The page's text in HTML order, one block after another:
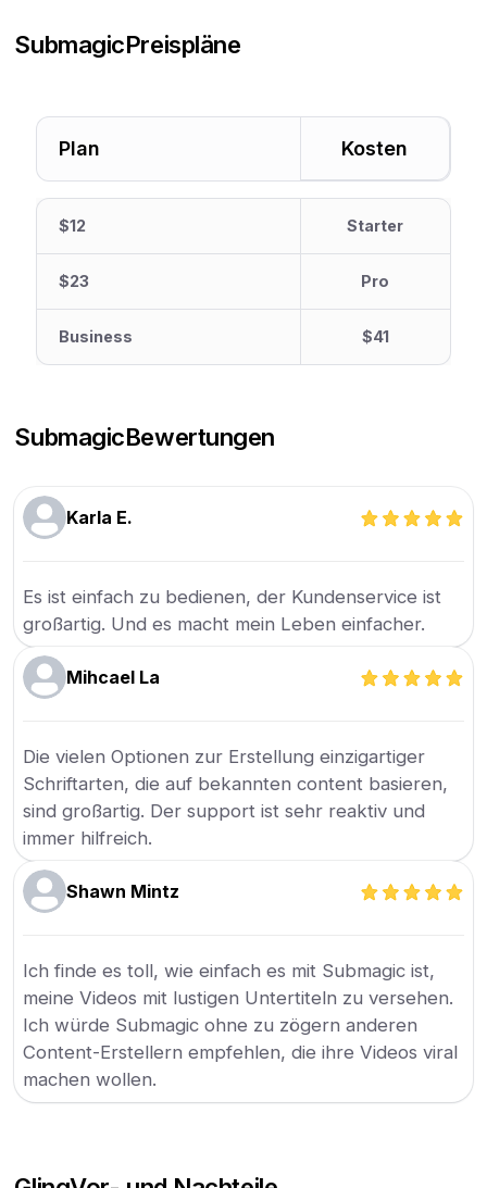
SubmagicPreispläne
Plan Kosten
$12 Starter
$23 Pro
Business $41
SubmagicBewertungen
Karla E.
Es ist einfach zu bedienen, der Kundenservice ist
großartig. Und es macht mein Leben einfacher.
Mihcael La
Die vielen Optionen zur Erstellung einzigartiger
Schriftarten, die auf bekannten content basieren,
sind großartig. Der support ist sehr reaktiv und
immer hilfreich.
Shawn Mintz
Ich finde es toll, wie einfach es mit Submagic ist,
meine Videos mit lustigen Untertiteln zu versehen.
Ich würde Submagic ohne zu zögern anderen
Content-Erstellern empfehlen, die ihre Videos viral
machen wollen.